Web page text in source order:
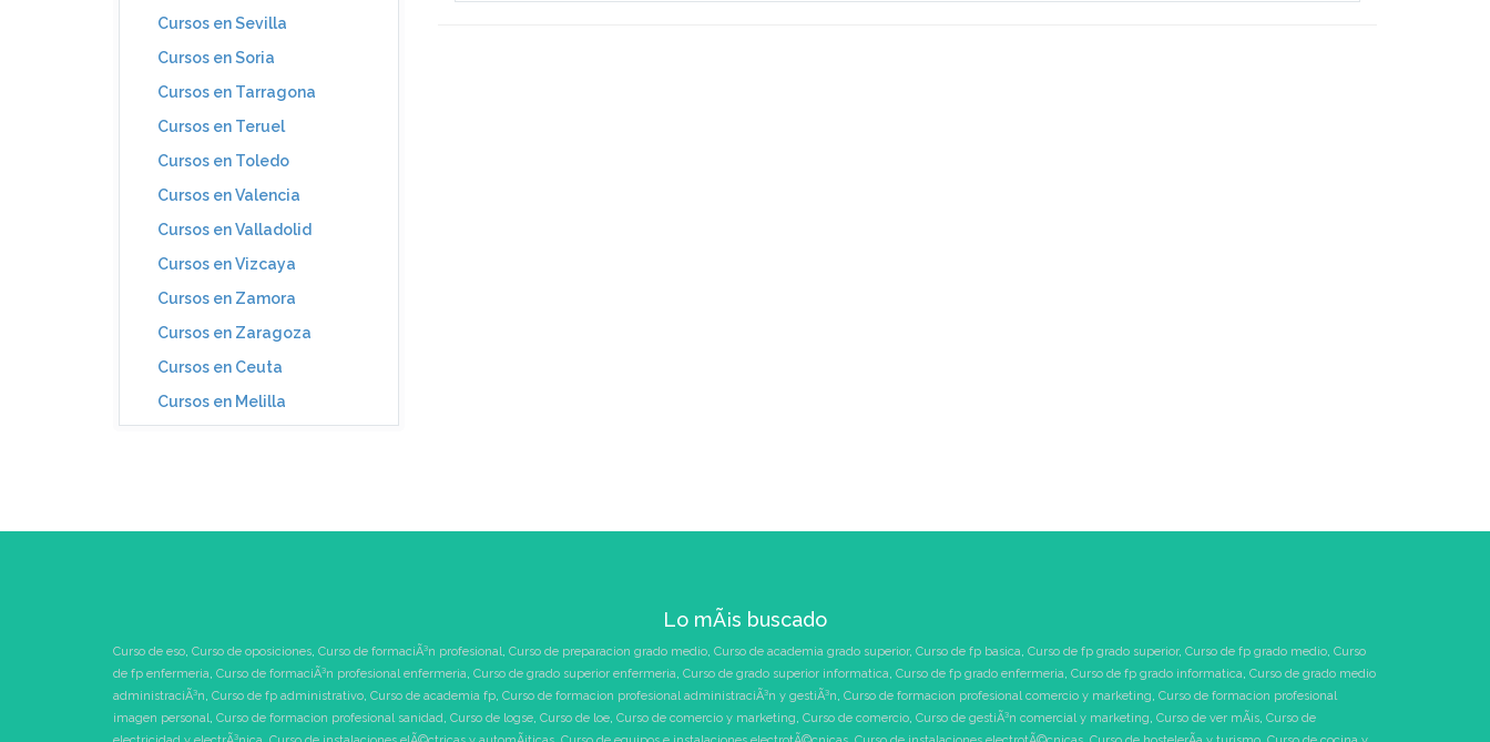
Cursos en Sevilla
Cursos en Soria
Cursos en Tarragona
Cursos en Teruel
Cursos en Toledo
Cursos en Valencia
Cursos en Valladolid
Cursos en Vizcaya
Cursos en Zamora
Cursos en Zaragoza
Cursos en Ceuta
Cursos en Melilla
Lo mÃ¡s buscado
Curso de eso, Curso de oposiciones, Curso de formaciÃ³n profesional, Curso de preparacion grado medio, Curso de academia grado superior, Curso de fp basica, Curso de fp grado superior, Curso de fp grado medio, Curso
de fp enfermeria, Curso de formaciÃ³n profesional enfermeria, Curso de grado superior enfermeria, Curso de grado superior informatica, Curso de fp grado enfermeria, Curso de fp grado informatica, Curso de grado medio
administraciÃ³n, Curso de fp administrativo, Curso de academia fp, Curso de formacion profesional administraciÃ³n y gestiÃ³n, Curso de formacion profesional comercio y marketing, Curso de formacion profesional
imagen personal, Curso de formacion profesional sanidad, Curso de logse, Curso de loe, Curso de comercio y marketing, Curso de comercio, Curso de gestiÃ³n comercial y marketing, Curso de ver mÃ¡s, Curso de